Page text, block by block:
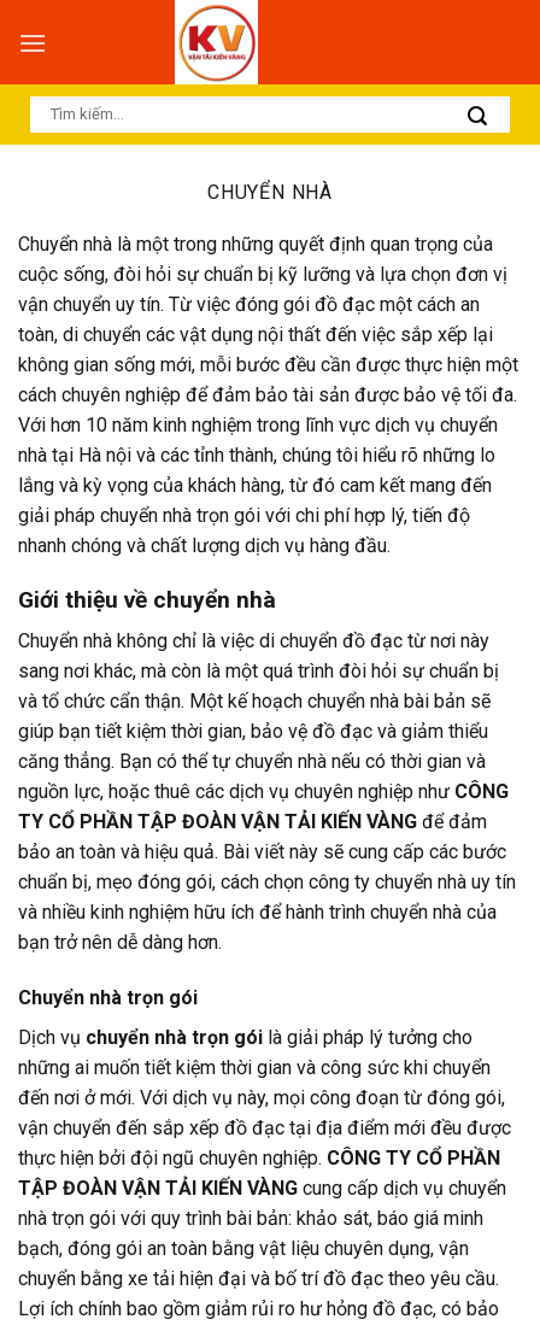
CHUYỂN NHÀ
Chuyển nhà là một trong những quyết định quan trọng của
cuộc sống, đòi hỏi sự chuẩn bị kỹ lưỡng và lựa chọn đơn vị
vận chuyển uy tín. Từ việc đóng gói đồ đạc một cách an
toàn, di chuyển các vật dụng nội thất đến việc sắp xếp lại
không gian sống mới, mỗi bước đều cần được thực hiện một
cách chuyên nghiệp để đảm bảo tài sản được bảo vệ tối đa.
Với hơn 10 năm kinh nghiệm trong lĩnh vực dịch vụ chuyển
nhà tại Hà nội và các tỉnh thành, chúng tôi hiểu rõ những lo
lắng và kỳ vọng của khách hàng, từ đó cam kết mang đến
giải pháp chuyển nhà trọn gói với chi phí hợp lý, tiến độ
nhanh chóng và chất lượng dịch vụ hàng đầu.
Giới thiệu về chuyển nhà
Chuyển nhà không chỉ là việc di chuyển đồ đạc từ nơi này
sang nơi khác, mà còn là một quá trình đòi hỏi sự chuẩn bị
và tổ chức cẩn thận. Một kế hoạch chuyển nhà bài bản sẽ
giúp bạn tiết kiệm thời gian, bảo vệ đồ đạc và giảm thiểu
căng thẳng. Bạn có thể tự chuyển nhà nếu có thời gian và
nguồn lực, hoặc thuê các dịch vụ chuyên nghiệp như CÔNG
TY CỔ PHẦN TẬP ĐOÀN VẬN TẢI KIẾN VÀNG để đảm
bảo an toàn và hiệu quả. Bài viết này sẽ cung cấp các bước
chuẩn bị, mẹo đóng gói, cách chọn công ty chuyển nhà uy tín
và nhiều kinh nghiệm hữu ích để hành trình chuyển nhà của
bạn trở nên dễ dàng hơn.
Chuyển nhà trọn gói
Dịch vụ chuyển nhà trọn gói là giải pháp lý tưởng cho
những ai muốn tiết kiệm thời gian và công sức khi chuyển
đến nơi ở mới. Với dịch vụ này, mọi công đoạn từ đóng gói,
vận chuyển đến sắp xếp đồ đạc tại địa điểm mới đều được
thực hiện bởi đội ngũ chuyên nghiệp. CÔNG TY CỔ PHẦN
TẬP ĐOÀN VẬN TẢI KIẾN VÀNG cung cấp dịch vụ chuyển
nhà trọn gói với quy trình bài bản: khảo sát, báo giá minh
bạch, đóng gói an toàn bằng vật liệu chuyên dụng, vận
chuyển bằng xe tải hiện đại và bố trí đồ đạc theo yêu cầu.
Lợi ích chính bao gồm giảm rủi ro hư hỏng đồ đạc, có bảo